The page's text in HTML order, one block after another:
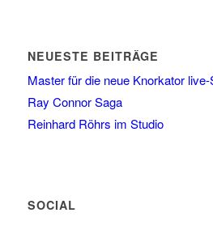
NEUESTE BEITRÄGE
Master für die neue Knorkator
Ray Connor Saga
Reinhard Röhrs im Studio
SOCIAL